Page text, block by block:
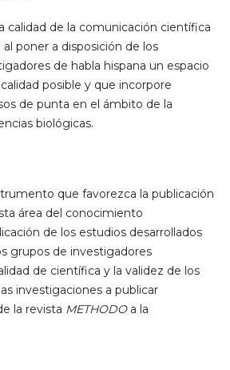
calidad de la comunicación científica
poner a disposición de los
de habla hispana un espacio
posible y que incorpore
de punta en el ámbito de la
biológicas.
que favorezca la publicación
área del conocimiento
de los estudios desarrollados
grupos de investigadores
de científica y la validez de los
investigaciones a publicar
la revista METHODOa la